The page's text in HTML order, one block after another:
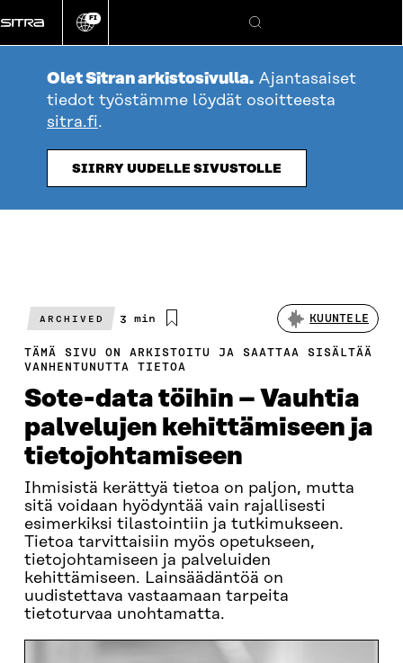
suoraan
sisältöön
Vaihda
kieli
FI
Hae
Olet Sitran arkistosivulla. Ajantasaiset
tiedot työstämme löydät osoitteesta
sitra.fi.
SIIRRY UUDELLE SIVUSTOLLE
ARCHIVED
Arvioitu
3 min KUUNTELE
TÄMÄ SIVU ON ARKISTOITU JA SAATTAA SISÄLTÄÄ
VANHENTUNUTTA TIETOA
Sote-data töihin – Vauhtia
palvelujen kehittämiseen ja
tietojohtamiseen
Ihmisistä kerättyä tietoa on paljon, mutta
sitä voidaan hyödyntää vain rajallisesti
esimerkiksi tilastointiin ja tutkimukseen.
Tietoa tarvittaisiin myös opetukseen,
tietojohtamiseen ja palveluiden
kehittämiseen. Lainsäädäntöä on
uudistettava vastaamaan tarpeita
tietoturvaa unohtamatta.